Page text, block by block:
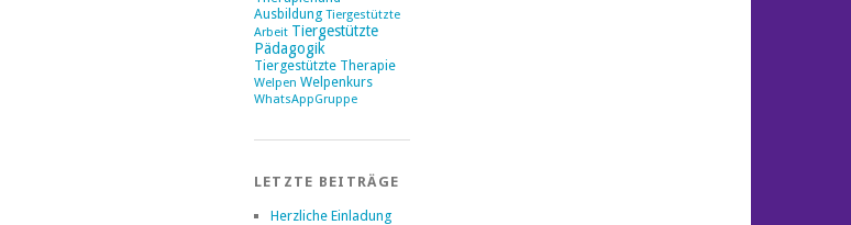
Ausbildung Tiergestützte
Arbeit Tiergestützte
Pädagogik
Tiergestützte Therapie
Welpen Welpenkurs
WhatsAppGruppe
LETZTE BEITRÄGE
Herzliche Einladung